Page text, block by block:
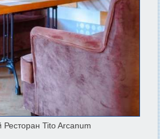
Ресторан Tito Arcanum